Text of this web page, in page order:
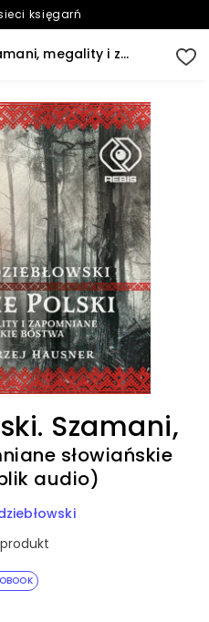
księgarń
Bogowie Polski. Szamani, megality i zapomniane słowiańskie bóstwa (plik audio)
Szamani,
słowiańskie
audio)